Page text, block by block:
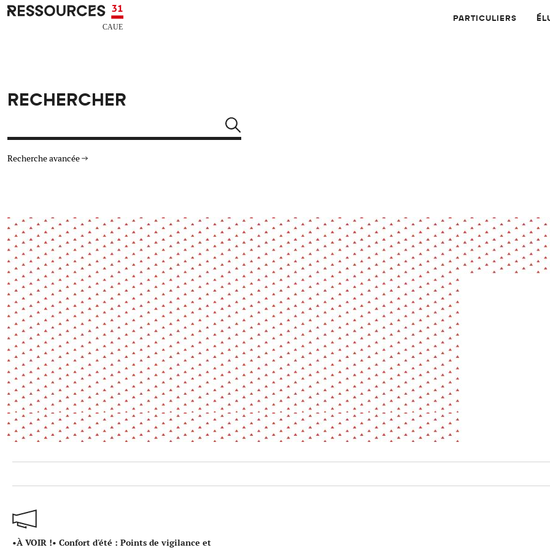
Aller au contenu principal
CAUE RESSOURCES 31 PARTICULIERS
RECHERCHER
Recherche avancée
Architecture
Arts Design
Énergie
Environnement
Habiter
Jeunes
Patrimoine
Paysage
Société
Transition écologique
Urbanisme
Actualité Animation Application Compte-rendu
Dossier
thématique
Expérience Exposition Fiche / Guide Livre Podcast
Revue Revue de presse Vidéo
La
•À VOIR !• Confort d'été : Points de vigilance et